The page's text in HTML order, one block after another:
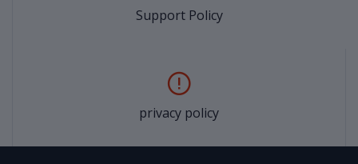
Support Policy
privacy policy